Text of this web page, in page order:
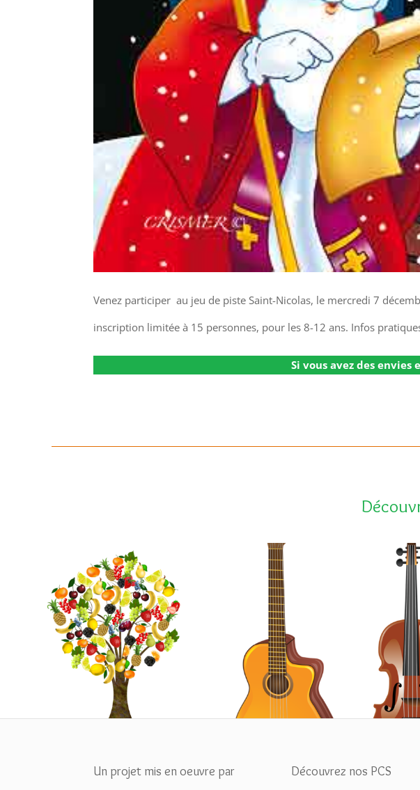
Venez participer au jeu de piste Saint-Nicolas, le mercredi 7
inscription limitée à 15 personnes, pour les 8-12 ans. Infos
Si vous avez des
Projet budget participatif :
Plantation des arbres fruitiers à la
plaine de la Gazelle
Musique et solidarité sur le
du Homborch
Un projet mis en oeuvre par Découvrez nos PCS